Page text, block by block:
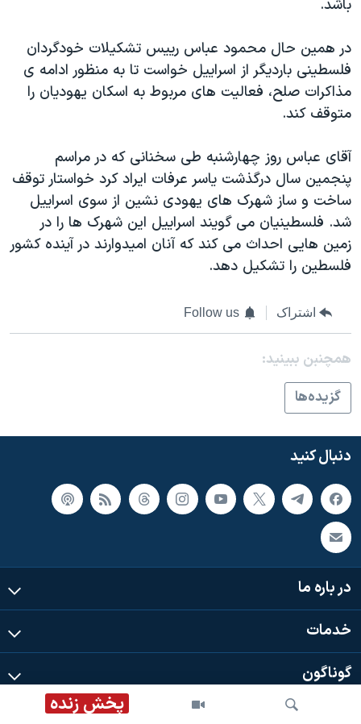
اسرائیل در جنگ
همایش محافظه‌کاران آمریکا «سی‌پک»
صفحه‌های ویژه
سفر پرزیدنت ترامپ به چین
پخش زنده
باشد.
در همین حال محمود عباس رییس تشکیلات خودگردان
فلسطینی باردیگر از اسراییل خواست تا به منظور ادامه ی
مذاکرات صلح، فعالیت های مربوط به اسکان یهودیان را
متوقف کند.
آقای عباس روز چهارشنبه طی سخنانی که در مراسم
پنجمین سال درگذشت یاسر عرفات ایراد کرد خواستار توقف
ساخت و ساز شهرک های یهودی نشین از سوی اسراییل
شد. فلسطینیان می گویند اسراییل این شهرک ها را در
زمین هایی احداث می کند که آنان امیدوارند در آینده کشور
فلسطین را تشکیل دهد.
اشتراک Follow us
همچنبن ببینید:
گزيده‌ها
دنبال کنید
در باره ما
خدمات
گوناگون